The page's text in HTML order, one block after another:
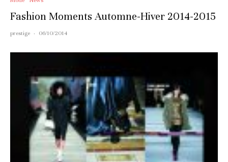
Fashion Moments Automne-Hiver 2014-2015
prestige · 06/10/2014